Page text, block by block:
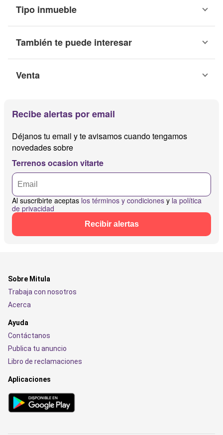
Tipo inmueble
También te puede interesar
Venta
Recibe alertas por email
Déjanos tu email y te avisamos cuando tengamos
novedades sobre
Terrenos ocasion vitarte
Al suscribirte aceptas los términos y condiciones y la política
de privacidad
Recibir alertas
Sobre Mitula
Trabaja con nosotros
Acerca
Ayuda
Contáctanos
Publica tu anuncio
Libro de reclamaciones
Aplicaciones